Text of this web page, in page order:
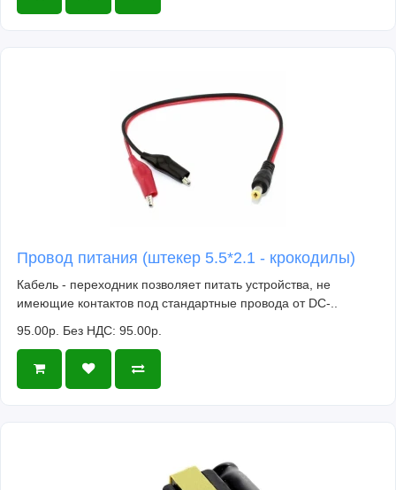
Провод питания (штекер 5.5*2.1 - крокодилы)
Кабель - переходник позволяет питать устройства, не
имеющие контактов под стандартные провода от DC-..
95.00р. Без НДС: 95.00р.